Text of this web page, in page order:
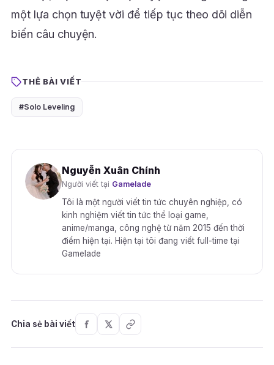
một lựa chọn tuyệt vời để tiếp tục theo dõi diễn
biến câu chuyện.
THẺ BÀI VIẾT
#Solo Leveling
Nguyễn Xuân Chính
Người viết tại Gamelade
Tôi là một người viết tin tức chuyên nghiệp, có
kinh nghiệm viết tin tức thể loại game,
anime/manga, công nghệ từ năm 2015 đến thời
điểm hiện tại. Hiện tại tôi đang viết full-time tại
Gamelade
Chia sẻ bài viết